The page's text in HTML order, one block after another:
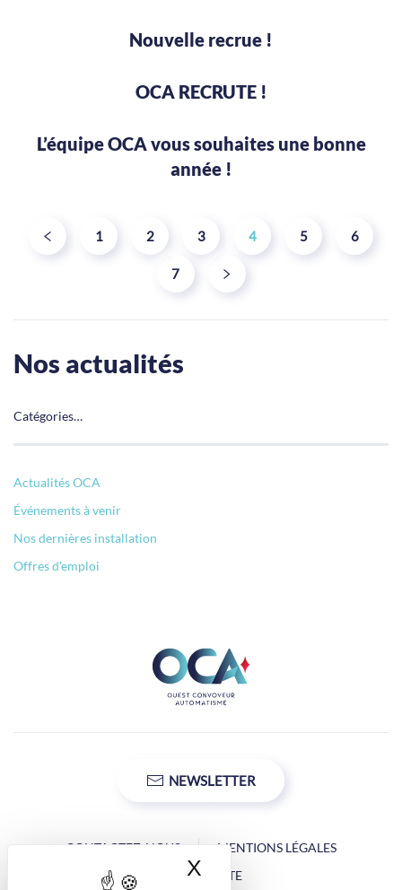
Nouvelle recrue !
OCA RECRUTE !
L’équipe OCA vous souhaites une bonne
année !
1 2 3 4 5 6
7
Nos actualités
Catégories…
Actualités OCA
Événements à venir
Nos dernières installation
Offres d'emploi
NEWSLETTER
CONTACTEZ-NOUS
MENTIONS LÉGALES
PLAN DU SITE
X Masquer le